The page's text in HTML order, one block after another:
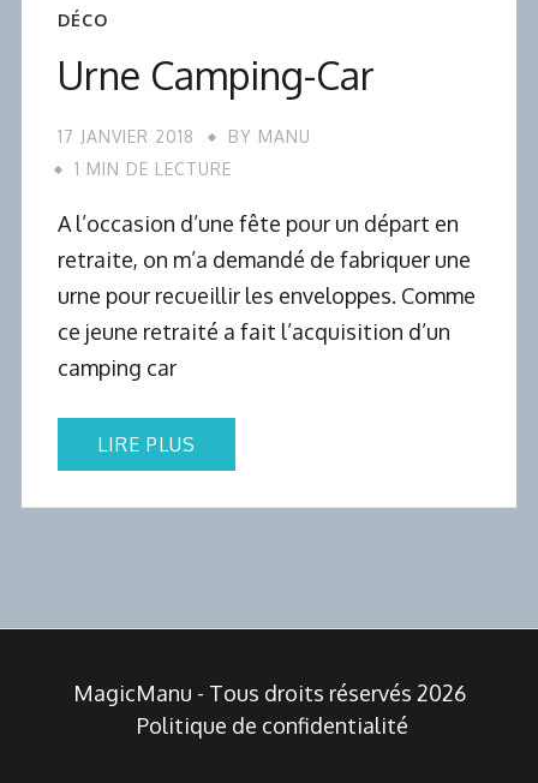
DÉCO
Urne Camping-Car
17 JANVIER 2018 BY MANU
1 MIN DE LECTURE
A l’occasion d’une fête pour un départ en
retraite, on m’a demandé de fabriquer une
urne pour recueillir les enveloppes. Comme
ce jeune retraité a fait l’acquisition d’un
camping car
LIRE PLUS
MagicManu - Tous droits réservés 2026
Politique de confidentialité